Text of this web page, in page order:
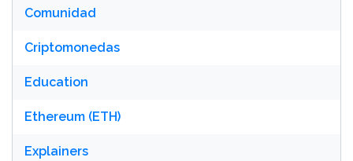
Comunidad
Criptomonedas
Education
Ethereum (ETH)
Explainers